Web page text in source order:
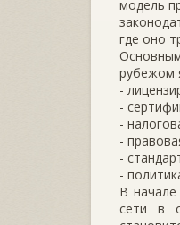
модель
где оно
рубежом
-
-
-
-
-
-
В
сети в